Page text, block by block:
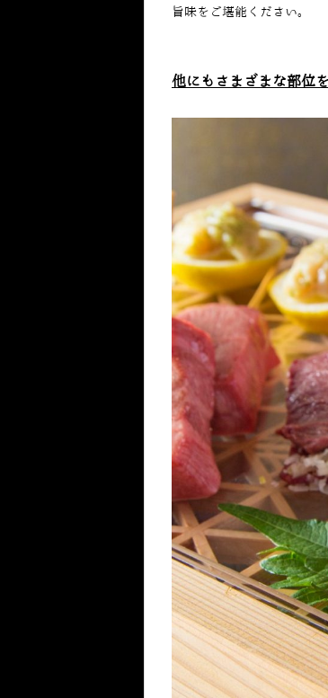
旨味をご堪能ください。
他にもさまざまな部位